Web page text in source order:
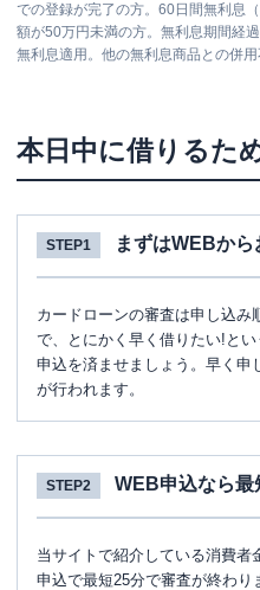
での登録が完了の方。60日間無利息
額が50万円未満の方。無利息期間経
無利息適用。他の無利息商品との併用
本日中に借りるた
STEP1 まずはWEBから
カードローンの審査は申し込み
で、とにかく早く借りたい!と
申込を済ませましょう。早く申
が行われます。
STEP2 WEB申込なら最
当サイトで紹介している消費者
申込で最短25分で審査が終わり